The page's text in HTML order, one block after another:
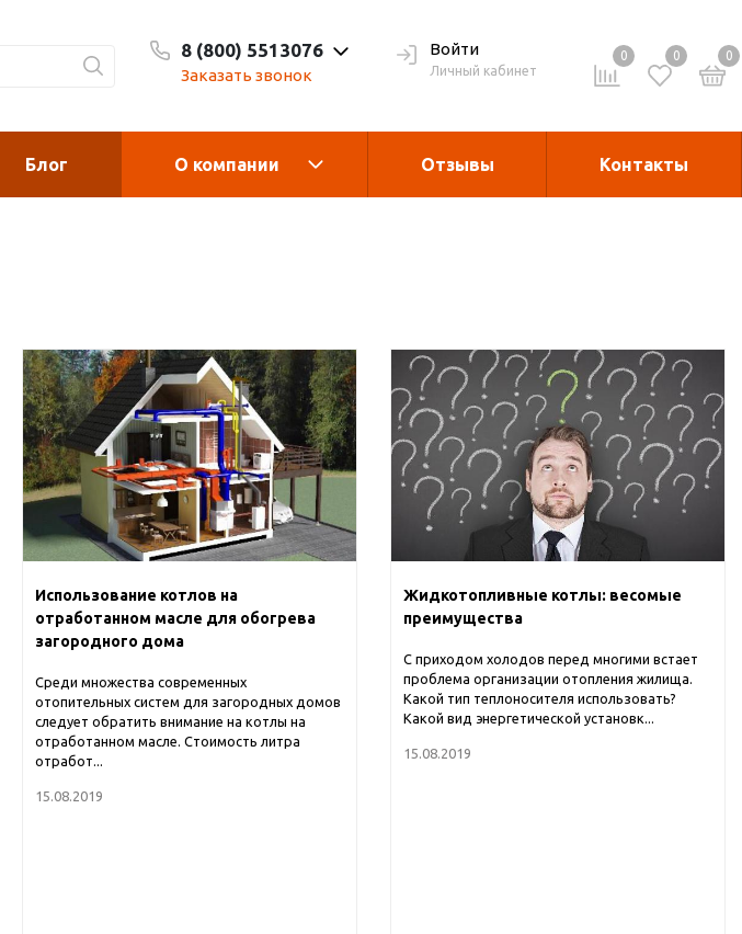
8 (800) 5513076
Заказать звонок
Войти
Личный кабинет
0 0 0
мусора
комплектующие
Металлоконструкции Дробилка для виногрда
Блог О компании Отзывы Контакты
Использование котлов на
отработанном масле для обогрева
загородного дома
Среди множества современных
отопительных систем для загородных домов
следует обратить внимание на котлы на
отработанном масле. Стоимость литра
отработ...
15.08.2019
Жидкотопливные котлы: весомые
преимущества
С приходом холодов перед многими встает
проблема организации отопления жилища.
Какой тип теплоносителя использовать?
Какой вид энергетической установк...
15.08.2019